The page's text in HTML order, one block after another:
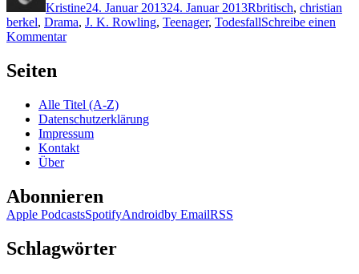
Kristine24. Januar 201324. Januar 2013Rbritisch, christian
berkel, Drama, J. K. Rowling, Teenager, TodesfallSchreibe einen
Kommentarzu
plötzlicher
Todesfall
Seiten
Alle Titel (A-Z)
Datenschutzerklärung
Impressum
Kontakt
Über
Abonnieren
Apple PodcastsSpotifyAndroidby EmailRSS
Schlagwörter